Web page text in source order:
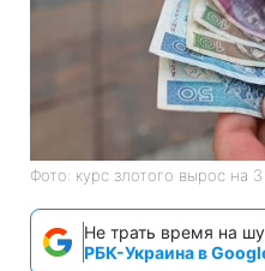
Фото: курс злотого вырос на
Не трать время на
РБК-Украина в